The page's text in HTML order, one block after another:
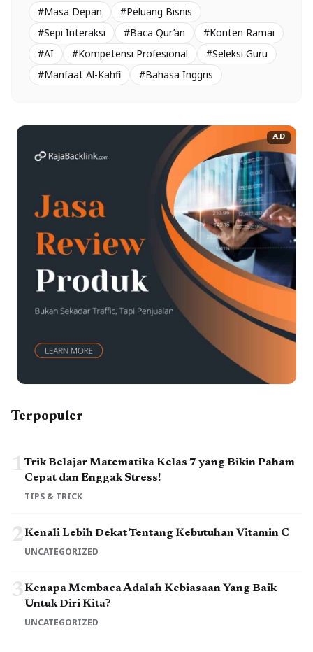
#Masa Depan
#Peluang Bisnis
#Sepi Interaksi
#Baca Qur’an
#Konten Ramai
#AI
#Kompetensi Profesional
#Seleksi Guru
#Manfaat Al-Kahfi
#Bahasa Inggris
AD
Terpopuler
1Trik Belajar Matematika Kelas 7 yang Bikin Paham
Cepat dan Enggak Stress!
TIPS & TRICK
2Kenali Lebih Dekat Tentang Kebutuhan Vitamin C
UNCATEGORIZED
3Kenapa Membaca Adalah Kebiasaan Yang Baik
Untuk Diri Kita?
UNCATEGORIZED